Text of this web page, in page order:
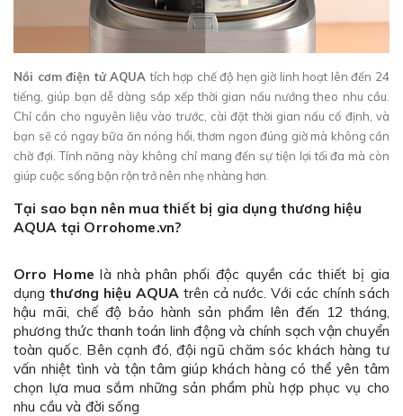
Nồi cơm điện tử AQUAtích hợp chế độ hẹn giờ linh hoạt lên đến 24
tiếng, giúp bạn dễ dàng sắp xếp thời gian nấu nướng theo nhu cầu.
Chỉ cần cho nguyên liệu vào trước, cài đặt thời gian nấu cố định, và
bạn sẽ có ngay bữa ăn nóng hổi, thơm ngon đúng giờ mà không cần
chờ đợi. Tính năng này không chỉ mang đến sự tiện lợi tối đa mà còn
giúp cuộc sống bận rộn trở nên nhẹ nhàng hơn.
Tại sao bạn nên mua thiết bị gia dụng thương hiệu
AQUA tại Orrohome.vn?
Orro Home là nhà phân phối độc quyền các thiết bị gia
dụngthương hiệu AQUA trên cả nước. Với các chính sách
hậu mãi, chế độ bảo hành sản phẩm lên đến 12 tháng,
phương thức thanh toán linh động và chính sạch vận chuyển
toàn quốc. Bên cạnh đó, đội ngũ chăm sóc khách hàng tư
vấn nhiệt tình và tận tâm giúp khách hàng có thể yên tâm
chọn lựa mua sắm những sản phẩm phù hợp phục vụ cho
nhu cầu và đời sống